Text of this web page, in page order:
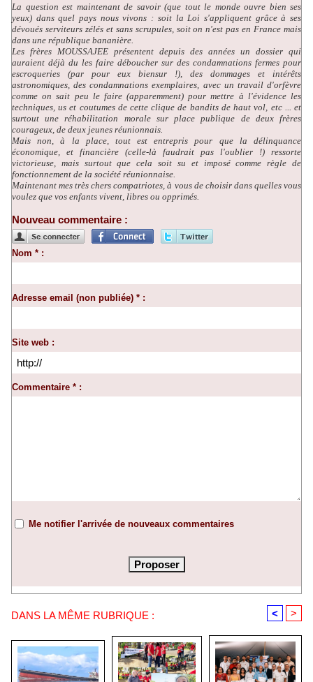
La question est maintenant de savoir (que tout le monde ouvre bien ses
yeux) dans quel pays nous vivons : soit la Loi s'appliquent grâce à ses
dévoués serviteurs zélés et sans scrupules, soit on n'est pas en France mais
dans une république bananière.
Les frères MOUSSAJEE présentent depuis des années un dossier qui
auraient déjà du les faire déboucher sur des condamnations fermes pour
escroqueries (par pour eux biensur !), des dommages et intérêts
astronomiques, des condamnations exemplaires, avec un travail d'orfèvre
comme on sait peu le faire (apparemment) pour mettre à l'évidence les
techniques, us et coutumes de cette clique de bandits de haut vol, etc ... et
surtout une réhabilitation morale sur place publique de deux frères
courageux, de deux jeunes réunionnais.
Mais non, à la place, tout est entrepris pour que la délinquance
économique, et financière (celle-là faudrait pas l'oublier !) ressorte
victorieuse, mais surtout que cela soit su et imposé comme règle de
fonctionnement de la société réunionnaise.
Maintenant mes très chers compatriotes, à vous de choisir dans quelles vous
voulez que vos enfants vivent, libres ou opprimés.
Nouveau commentaire :
Nom * :
Adresse email (non publiée) * :
Site web :
Commentaire * :
Me notifier l'arrivée de nouveaux commentaires
DANS LA MÊME RUBRIQUE : < >